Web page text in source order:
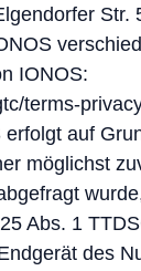
IONOS:
terms-
auf
möglichst
Abs. 1
des